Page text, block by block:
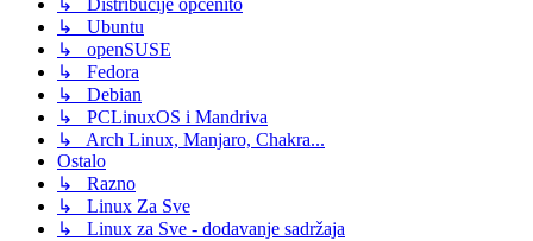
↳ Distribucije općenito
↳ Ubuntu
↳ openSUSE
↳ Fedora
↳ Debian
↳ PCLinuxOS i Mandriva
↳ Arch Linux, Manjaro, Chakra...
Ostalo
↳ Razno
↳ Linux Za Sve
↳ Linux za Sve - dodavanje sadržaja